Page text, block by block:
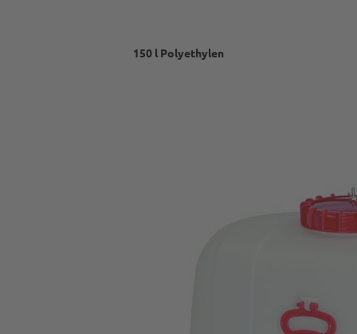
150 l Polyethylen